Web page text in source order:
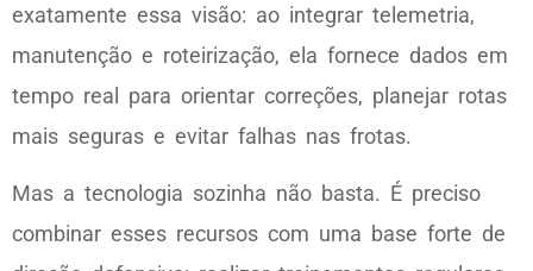
exatamente essa visão: ao integrar telemetria,
manutenção e roteirização, ela fornece dados em
tempo real para orientar correções, planejar rotas
mais seguras e evitar falhas nas frotas.
Mas a tecnologia sozinha não basta. É preciso
combinar esses recursos com uma base forte de